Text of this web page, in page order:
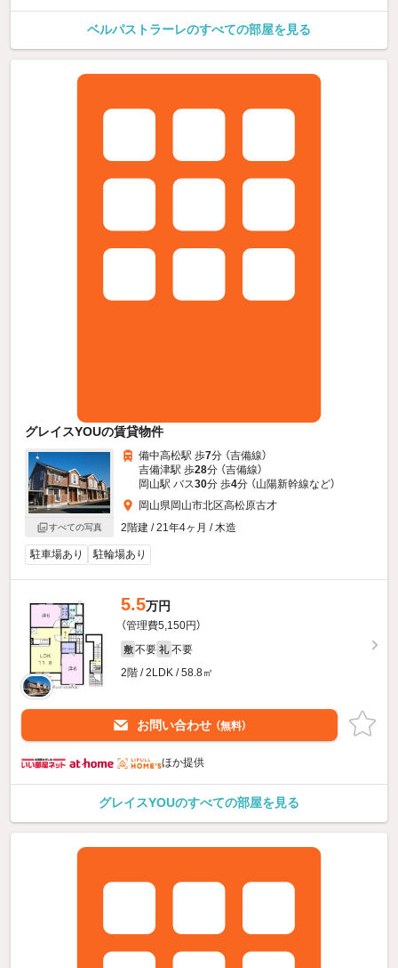
ベルパストラーレのすべての部屋を見る
グレイスYOUの賃貸物件
すべての写真
備中高松駅 歩7分 （吉備線）
吉備津駅 歩28分 （吉備線）
岡山駅 バス30分 歩4分 （山陽新幹線など）
岡山県岡山市北区高松原古才
2階建 / 21年4ヶ月 / 木造
駐車場あり 駐輪場あり
5.5万円
（管理費5,150円）
敷 不要 礼 不要
2階 / 2LDK / 58.8㎡
お問い合わせ （無料）
ほか提供
グレイスYOUのすべての部屋を見る